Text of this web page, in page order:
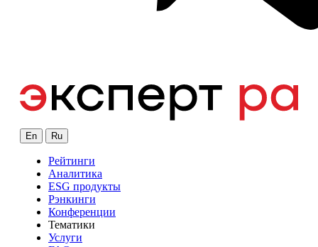
En Ru
Рейтинги
Аналитика
ESG продукты
Рэнкинги
Конференции
Тематики
Услуги